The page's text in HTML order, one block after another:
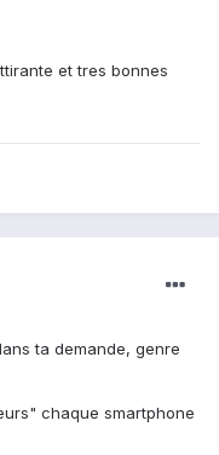
et tres bonnes
ta demande, genre
chaque smartphone